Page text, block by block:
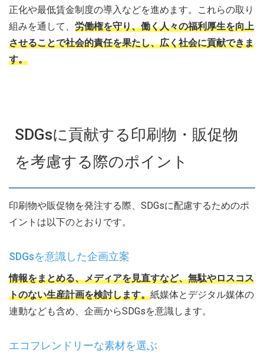
正化や最低賃金制度の導入などを進めます。これらの取り
組みを通して、 労働権を守り、働く人々の福利厚生を向上
させることで社会的責任を果たし、広く社会に貢献できま
す。
SDGsに貢献する印刷物・販促物
を考慮する際のポイント
印刷物や販促物を発注する際、SDGsに配慮するためのポ
イントは以下のとおりです。
SDGsを意識した企画立案
情報をまとめる、メディアを見直すなど、無駄やロスコス
トのない生産計画を検討します。紙媒体とデジタル媒体の
連動なども含め、企画からSDGsを意識します。
エコフレンドリーな素材を選ぶ